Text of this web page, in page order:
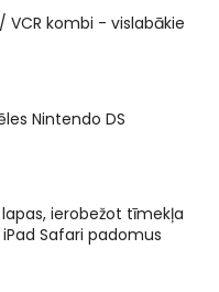
VCR kombi - vislabākie
Nintendo DS
ierobežot tīmekļa
Safari padomus